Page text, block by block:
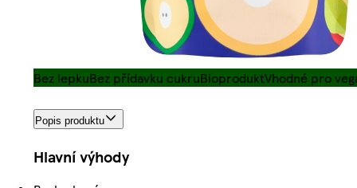
Bez lepkuBez přídavku cukruBioproduktVhodné pro
Popis produktu
Hlavní výhody